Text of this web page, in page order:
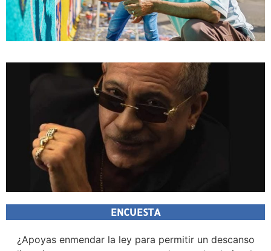
ENCUESTA
¿Apoyas enmendar la ley para permitir un descanso